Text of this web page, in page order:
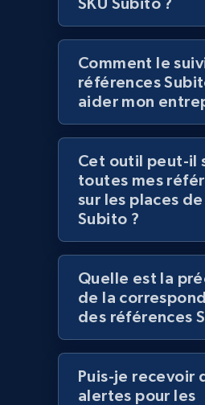
URL, Title, Rating, Reviews,
price, Currency, Stock, and
992+ 165+
Lazada - Products -
keyword
URL, Title, Rating, Reviews,
price, Currency, Stock, and
992+ 165+
Lazada - Products -
category URL or brand URL
URL, Title, Rating, Reviews,
Comment le
références
aider mon
Cet outil peut-il
toutes mes
sur les places
Subito ?
Quelle est la
de la
des références
Puis-je recevoir
alertes pour les